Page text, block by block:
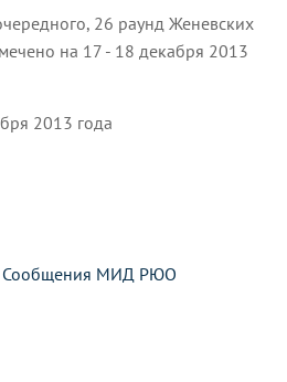
26 раунд Женевских
на 17 - 18 декабря 2013
2013 года
Сообщения МИД РЮО